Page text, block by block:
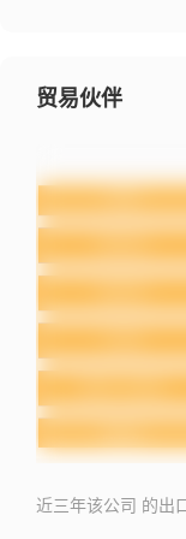
贸易伙伴
近三年该公司 的出